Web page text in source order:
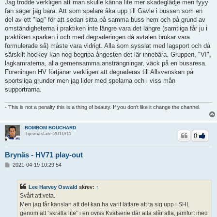
Jag trodde verkligen att man skulle känna lite mer skadeglädje men fyyy
fan säger jag bara. Att som spelare åka upp till Gävle i bussen som en
del av ett "lag" för att sedan sitta på samma buss hem och på grund av
omständigheterna i praktiken inte längre vara det längre (samtliga får ju i
praktiken sparken i och med degraderingen då avtalen brukar vara
formulerade så) måste vara vidrigt. Alla som sysslat med lagsport och då
särskilt hockey kan nog begripa ångesten det lär innebära. Gruppen, "VI",
lagkamraterna, alla gemensamma ansträngningar, väck på en bussresa.
Föreningen HV förtjänar verkligen att degraderas till Allsvenskan på
sportsliga grunder men jag lider med spelarna och i viss mån
supportrarna.
- This is not a penalty this is a thing of beauty. If you don't like it change the channel.
BOMBOM BOUCHARD
Tipsmästare 2010/11
Brynäs - HV71 play-out
0
2021-04-19 10:29:54
Lee Harvey Oswald skrev: ↑
Svårt att veta.
Men jag får känslan att det kan ha varit lättare att ta sig upp i SHL
genom att ”skrälla lite” i en oviss Kvalserie där alla slår alla, jämfört med